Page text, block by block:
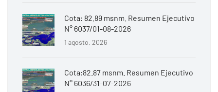
Cota: 82.89 msnm. Resumen Ejecutivo
N° 6037/01-08-2026
1 agosto, 2026
Cota:82.87 msnm. Resumen Ejecutivo
N° 6036/31-07-2026